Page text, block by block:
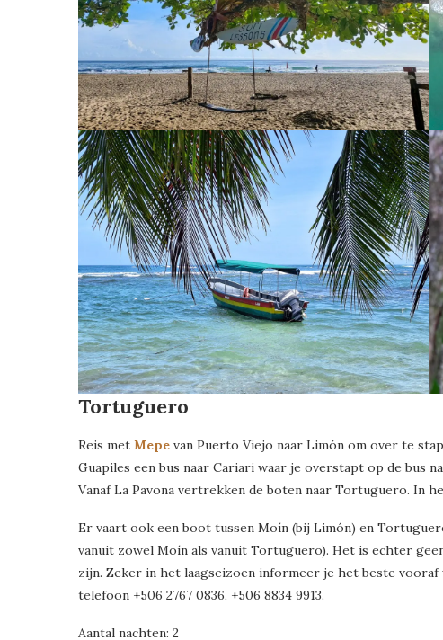
Tortuguero
Reis met Mepe van Puerto Viejo naar Limón om over te
Guapiles een bus naar Cariari waar je overstapt op de bus
Vanaf La Pavona vertrekken de boten naar Tortuguero. In
Er vaart ook een boot tussen Moín (bij Limón) en
vanuit zowel Moín als vanuit Tortuguero). Het is echter
zijn. Zeker in het laagseizoen informeer je het beste
telefoon +506 2767 0836, +506 8834 9913.
Aantal nachten: 2